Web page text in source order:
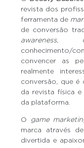
revista dos
ferramenta de
de conversão
awareness,
conhecimento/
convencer as
realmente
conversão, que é
da revista física
da plataforma.
O game
marca através
divertida e